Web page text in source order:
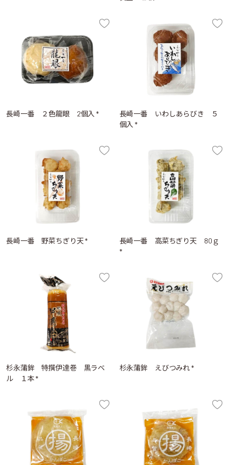
長崎一番 ２色龍眼 2個入 *
長崎一番 いわしあらびき ５
個入 *
長崎一番 野菜ちぎり天 *
長崎一番 高菜ちぎり天 80ｇ
*
杉永蒲鉾 特撰伊達巻 黒ラベ
ル １本 *
杉永蒲鉾 えびつみれ *